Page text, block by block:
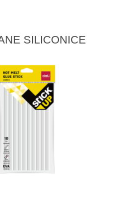
SILICONICE